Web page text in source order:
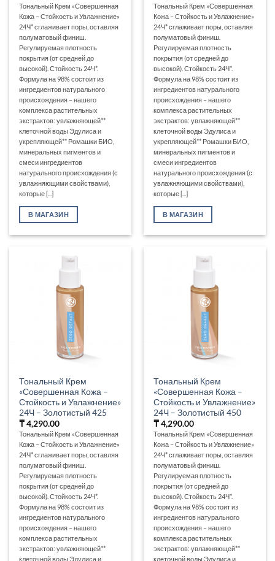
Тональный Крем «Совершенная
Кожа – Стойкость и Увлажнение»
24Ч* сглаживает поры, оставляя
полуматовый финиш.
Регулируемая плотность
покрытия (от средней до
высокой). Стойкость 24Ч*.
Формула на 98% состоит из
ингредиентов натурального
происхождения – нашего
комплекса растительных
экстрактов: увлажняющей**
клеточной воды Эдулиса и
укрепляющей** Ромашки БИО,
минеральных пигментов и
смеси ингредиентов
натурального происхождения (с
увлажняющими свойствами),
которые [...]
В МАГАЗИН
Тональный Крем «Совершенная
Кожа – Стойкость и Увлажнение»
24Ч* сглаживает поры, оставляя
полуматовый финиш.
Регулируемая плотность
покрытия (от средней до
высокой). Стойкость 24Ч*.
Формула на 98% состоит из
ингредиентов натурального
происхождения – нашего
комплекса растительных
экстрактов: увлажняющей**
клеточной воды Эдулиса и
укрепляющей** Ромашки БИО,
минеральных пигментов и
смеси ингредиентов
натурального происхождения (с
увлажняющими свойствами),
которые [...]
В МАГАЗИН
Тональный Крем
«Совершенная Кожа –
Стойкость и Увлажнение»
24Ч – Золотистый 425
₸4,290.00
Тональный Крем «Совершенная
Кожа – Стойкость и Увлажнение»
24Ч* сглаживает поры, оставляя
полуматовый финиш.
Регулируемая плотность
покрытия (от средней до
высокой). Стойкость 24Ч*.
Формула на 98% состоит из
ингредиентов натурального
происхождения – нашего
комплекса растительных
экстрактов: увлажняющей**
клеточной воды Эдулиса и
Тональный Крем
«Совершенная Кожа –
Стойкость и Увлажнение»
24Ч – Золотистый 450
₸4,290.00
Тональный Крем «Совершенная
Кожа – Стойкость и Увлажнение»
24Ч* сглаживает поры, оставляя
полуматовый финиш.
Регулируемая плотность
покрытия (от средней до
высокой). Стойкость 24Ч*.
Формула на 98% состоит из
ингредиентов натурального
происхождения – нашего
комплекса растительных
экстрактов: увлажняющей**
клеточной воды Эдулиса и